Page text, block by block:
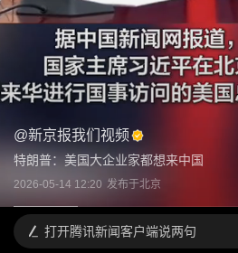
@新京报我们视频
特朗普：美国大企业家都想来中国
2026-05-14 12:20 发布于北京
打开腾讯新闻客户端说两句